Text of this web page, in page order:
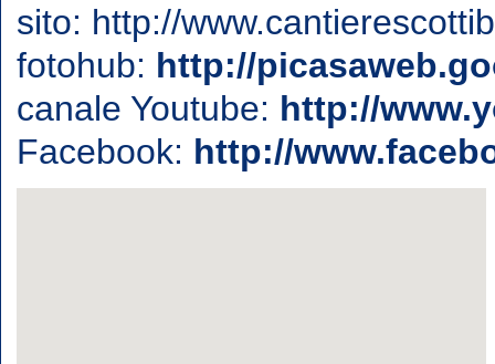
sito: http://
fotohub: http://
canale Youtube: http://
Facebook: http://